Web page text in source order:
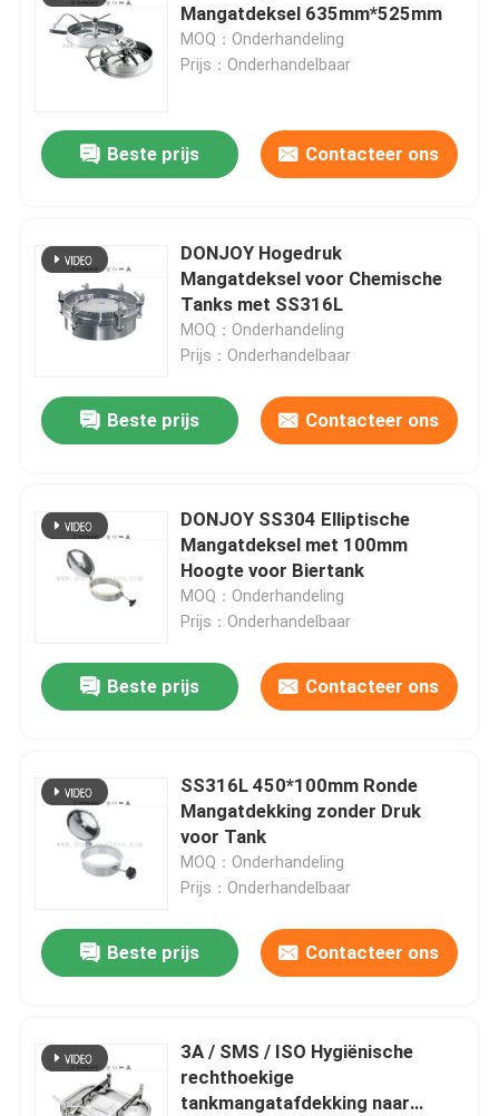
Mangatdeksel 635mm*525mm
MOQ：Onderhandeling
Prijs：Onderhandelbaar
Beste prijs Contacteer ons
DONJOY Hogedruk
Mangatdeksel voor Chemische
Tanks met SS316L
MOQ：Onderhandeling
Prijs：Onderhandelbaar
Beste prijs Contacteer ons
DONJOY SS304 Elliptische
Mangatdeksel met 100mm
Hoogte voor Biertank
MOQ：Onderhandeling
Prijs：Onderhandelbaar
Beste prijs Contacteer ons
SS316L 450*100mm Ronde
Mangatdekking zonder Druk
voor Tank
MOQ：Onderhandeling
Prijs：Onderhandelbaar
Beste prijs Contacteer ons
3A / SMS / ISO Hygiënische
rechthoekige
tankmangatafdekking naar